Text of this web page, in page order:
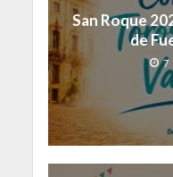
San Roque
de
7